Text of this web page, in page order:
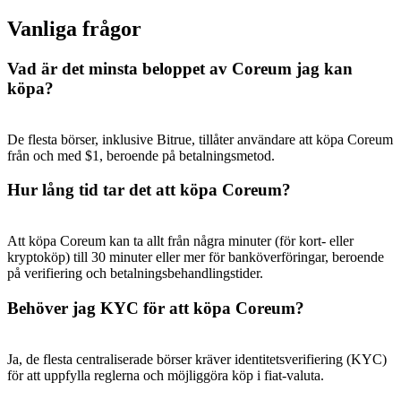
Bjud in en vän för att få kontantbelöningar
Deposit CASHCAT & Win
Vanliga frågor
Vad är det minsta beloppet av Coreum jag kan
köpa?
De flesta börser, inklusive Bitrue, tillåter användare att köpa Coreum
från och med $1, beroende på betalningsmetod.
Hur lång tid tar det att köpa Coreum?
Att köpa Coreum kan ta allt från några minuter (för kort- eller
kryptoköp) till 30 minuter eller mer för banköverföringar, beroende
på verifiering och betalningsbehandlingstider.
Behöver jag KYC för att köpa Coreum?
Ja, de flesta centraliserade börser kräver identitetsverifiering (KYC)
för att uppfylla reglerna och möjliggöra köp i fiat-valuta.